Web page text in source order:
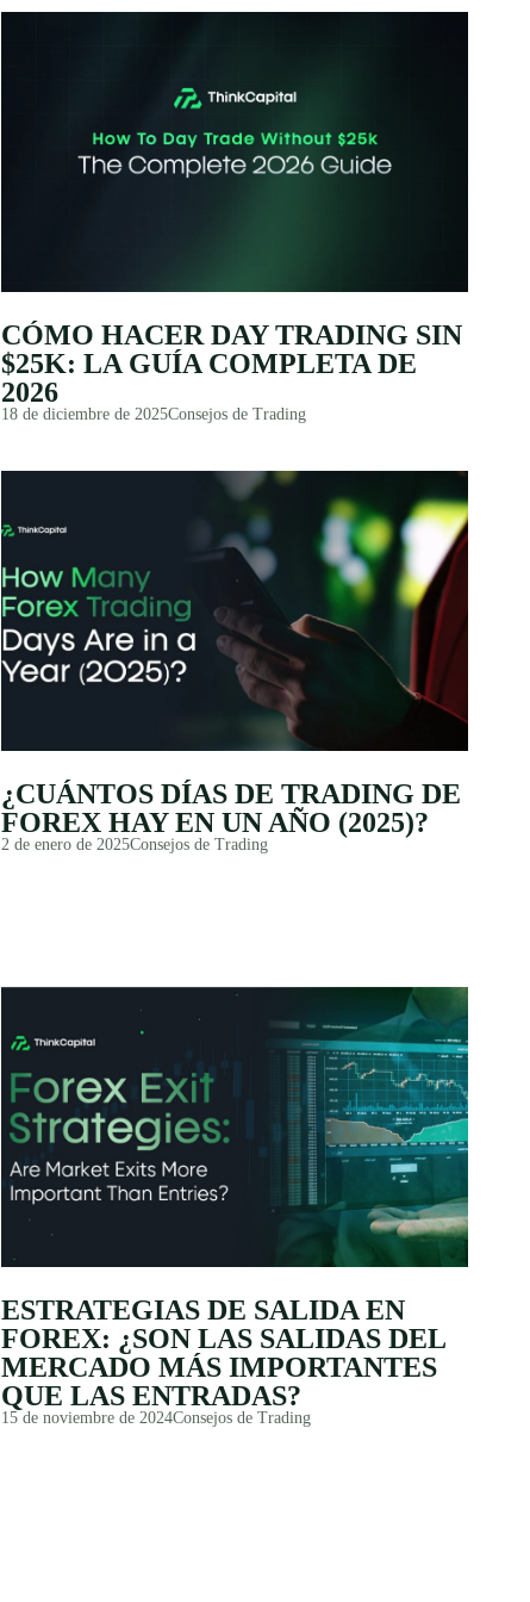
CÓMO HACER DAY TRADING SIN
$25K: LA GUÍA COMPLETA DE
2026
18 de diciembre de 2025Consejos de Trading
¿CUÁNTOS DÍAS DE TRADING DE
FOREX HAY EN UN AÑO (2025)?
2 de enero de 2025Consejos de Trading
ESTRATEGIAS DE SALIDA EN
FOREX: ¿SON LAS SALIDAS DEL
MERCADO MÁS IMPORTANTES
QUE LAS ENTRADAS?
15 de noviembre de 2024Consejos de Trading